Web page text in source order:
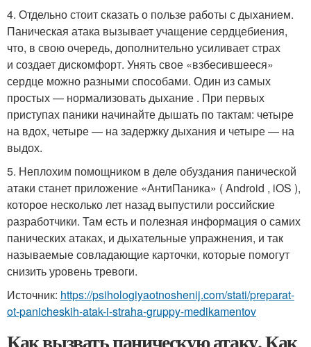
4. Отдельно стоит сказать о пользе работы с дыханием.
Паническая атака вызывает учащение сердцебиения,
что, в свою очередь, дополнительно усиливает страх
и создает дискомфорт. Унять свое «взбесившееся»
сердце можно разными способами. Один из самых
простых — нормализовать дыхание . При первых
приступах паники начинайте дышать по тактам: четыре
на вдох, четыре — на задержку дыхания и четыре — на
выдох.
5. Неплохим помощником в деле обуздания панической
атаки станет приложение «АнтиПаника» ( Android , iOS ),
которое несколько лет назад выпустили российские
разработчики. Там есть и полезная информация о самих
панических атаках, и дыхательные упражнения, и так
называемые совладающие карточки, которые помогут
снизить уровень тревоги.
Источник: https://psihologiyaotnoshenij.com/stati/preparat-
ot-panicheskih-atak-i-straha-gruppy-medikamentov